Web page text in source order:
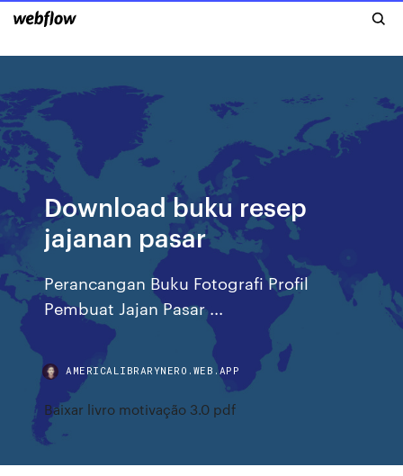
Download buku resep
jajanan pasar
Perancangan Buku Fotografi Profil
Pembuat Jajan Pasar ...
AMERICALIBRARYNERO.WEB.APP
Baixar livro motivação 3.0 pdf